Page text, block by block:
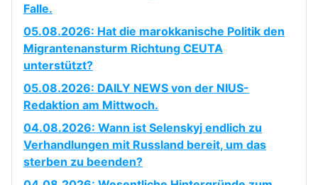
Falle.
05.08.2026: Hat die marokkanische Politik den
Migrantenansturm Richtung CEUTA
unterstützt?
05.08.2026: DAILY NEWS von der NIUS-
Redaktion am Mittwoch.
04.08.2026: Wann ist Selenskyj endlich zu
Verhandlungen mit Russland bereit, um das
sterben zu beenden?